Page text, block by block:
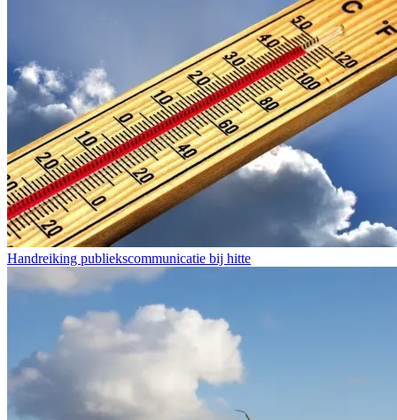
Handreiking publiekscommunicatie bij hitte